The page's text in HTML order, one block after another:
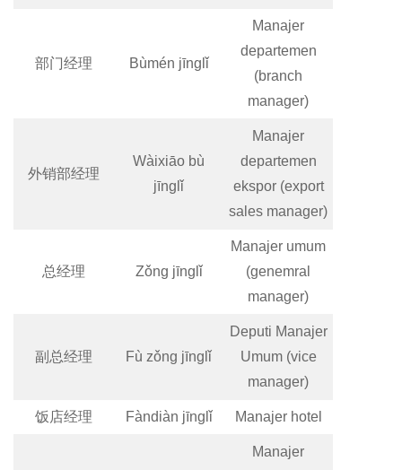
部门经理 Bùmén jīnglǐ
Manajer
departemen
(branch
manager)
外销部经理
Wàixiāo bù
jīnglǐ
Manajer
departemen
ekspor (export
sales manager)
总经理 Zǒng jīnglǐ
Manajer umum
(genemral
manager)
副总经理 Fù zǒng jīnglǐ
Deputi Manajer
Umum (vice
manager)
饭店经理 Fàndiàn jīnglǐ Manajer hotel
Manajer